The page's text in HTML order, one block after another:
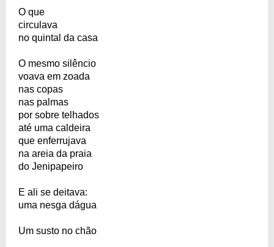
O que
circulava
no quintal da casa
O mesmo silêncio
voava em zoada
nas copas
nas palmas
por sobre telhados
até uma caldeira
que enferrujava
na areia da praia
do Jenipapeiro
E ali se deitava:
uma nesga dágua
Um susto no chão